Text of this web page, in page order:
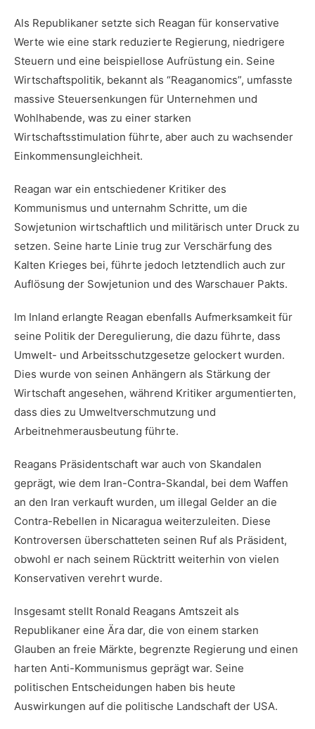
Als‍ Republikaner setzte sich Reagan für⁣ konservative
Werte wie eine stark reduzierte Regierung, niedrigere
Steuern und‌ eine beispiellose Aufrüstung‌ ein. Seine
Wirtschaftspolitik, bekannt als “Reaganomics”, umfasste
massive Steuersenkungen für Unternehmen und
Wohlhabende, was zu einer starken
Wirtschaftsstimulation führte, aber‍ auch zu wachsender
Einkommensungleichheit.
Reagan war ein entschiedener​ Kritiker⁤ des
Kommunismus und unternahm Schritte, ⁤um die‌
Sowjetunion wirtschaftlich und ​militärisch unter Druck⁣ zu
⁢setzen. Seine harte Linie trug zur Verschärfung des
Kalten Krieges bei, führte jedoch letztendlich auch zur
Auflösung der Sowjetunion und⁢ des Warschauer Pakts.
Im Inland erlangte Reagan ebenfalls Aufmerksamkeit für
seine​ Politik der ⁤Deregulierung, die dazu führte, dass
Umwelt- und Arbeitsschutzgesetze gelockert wurden.
Dies wurde von seinen Anhängern als Stärkung der
Wirtschaft angesehen, während Kritiker argumentierten,
dass dies zu⁤ Umweltverschmutzung und
⁤Arbeitnehmerausbeutung führte.
Reagans Präsidentschaft war auch von Skandalen
geprägt, wie dem Iran-Contra-Skandal, bei dem Waffen
an den Iran verkauft wurden, um illegal Gelder an die
Contra-Rebellen in Nicaragua⁣ weiterzuleiten. Diese
Kontroversen überschatteten seinen ‌Ruf ⁣als Präsident,
obwohl⁣ er nach seinem​ Rücktritt weiterhin von vielen
Konservativen verehrt wurde.
Insgesamt stellt Ronald⁢ Reagans Amtszeit als‌
Republikaner⁤ eine⁤ Ära dar, die ⁣von einem starken
Glauben an freie Märkte, ‌begrenzte Regierung ‌und ‍einen
harten Anti-Kommunismus geprägt war. Seine
‍politischen Entscheidungen haben bis heute
Auswirkungen auf die politische⁣ Landschaft der USA.